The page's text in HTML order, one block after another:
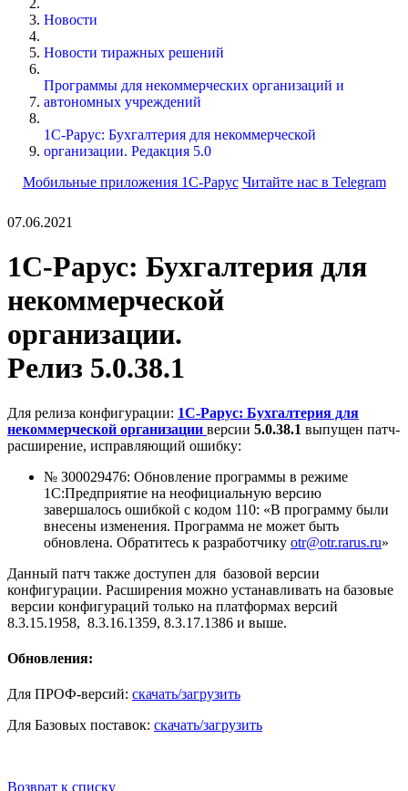
Новости
Новости тиражных решений
Программы для некоммерческих организаций и
автономных учреждений
1С-Рарус: Бухгалтерия для некоммерческой
организации. Редакция 5.0
Мобильные приложения 1С-Рарус Читайте нас в Telegram
07.06.2021
1С-Рарус: Бухгалтерия для
некоммерческой
организации.
Релиз 5.0.38.1
Для релиза конфигурации: 1С-Рарус: Бухгалтерия для
некоммерческой организации версии 5.0.38.1 выпущен патч-
расширение, исправляющий ошибку:
№ З00029476: Обновление программы в режиме
1С:Предприятие на неофициальную версию
завершалось ошибкой с кодом 110: «В программу были
внесены изменения. Программа не может быть
обновлена. Обратитесь к разработчику otr@otr.rarus.ru»
Данный патч также доступен для базовой версии
конфигурации. Расширения можно устанавливать на базовые
версии конфигураций только на платформах версий
8.3.15.1958, 8.3.16.1359, 8.3.17.1386 и выше.
Обновления:
Для ПРОФ-версий: скачать/загрузить
Для Базовых поставок: скачать/загрузить
Возврат к списку